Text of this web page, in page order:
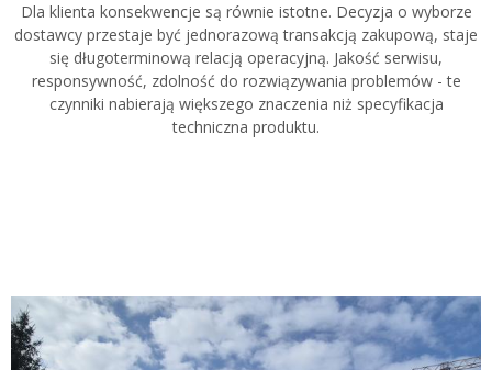
Dla klienta konsekwencje są równie istotne. Decyzja o wyborze
dostawcy przestaje być jednorazową transakcją zakupową, staje
się długoterminową relacją operacyjną. Jakość serwisu,
responsywność, zdolność do rozwiązywania problemów - te
czynniki nabierają większego znaczenia niż specyfikacja
techniczna produktu.